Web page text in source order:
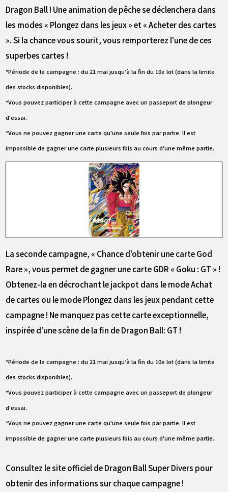
Dragon Ball ! Une animation de pêche se déclenchera dans
les modes « Plongez dans les jeux » et « Acheter des cartes
». Si la chance vous sourit, vous remporterez l'une de ces
superbes cartes !
*Période de la campagne : du 21 mai jusqu’à la fin du 10e lot (dans la limite
des stocks disponibles).
*Vous pouvez participer à cette campagne avec un passeport de plongeur
d'essai.
*Vous ne pouvez gagner une carte qu'une seule fois par partie. Il est
impossible de gagner une carte plusieurs fois au cours d'une même partie.
La seconde campagne, « Chance d'obtenir une carte God
Rare », vous permet de gagner une carte GDR « Goku : GT » !
Obtenez-la en décrochant le jackpot dans le mode Achat
de cartes ou le mode Plongez dans les jeux pendant cette
campagne ! Ne manquez pas cette carte exceptionnelle,
inspirée d'une scène de la fin de Dragon Ball: GT !
*Période de la campagne : du 21 mai jusqu’à la fin du 10e lot (dans la limite
des stocks disponibles).
*Vous pouvez participer à cette campagne avec un passeport de plongeur
d'essai.
*Vous ne pouvez gagner une carte qu'une seule fois par partie. Il est
impossible de gagner une carte plusieurs fois au cours d'une même partie.
Consultez le site officiel de Dragon Ball Super Divers pour
obtenir des informations sur chaque campagne !